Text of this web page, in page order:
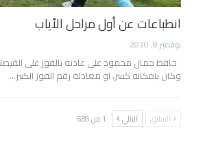
انطباعات عن أول مراحل الأياب
نوفمبر 8, 2020
حافظ جمال محمود على عادته بالفوز على
وكان بامكانه كسر، او معادلة رقم الفوز الكبير…
السابق التالي 1 من 685